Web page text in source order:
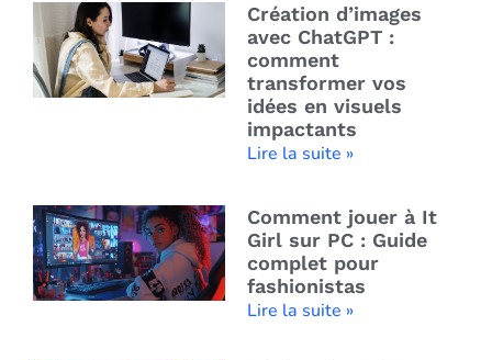
Création d’images
avec ChatGPT :
comment
transformer vos
idées en visuels
impactants
Lire la suite »
Comment jouer à It
Girl sur PC : Guide
complet pour
fashionistas
Lire la suite »